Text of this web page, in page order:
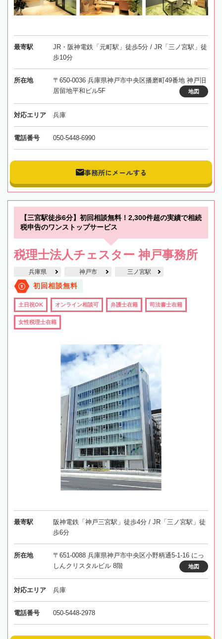
最寄駅
JR・阪神電鉄「元町駅」徒歩5分 / JR「三ノ宮駅」徒
歩10分
所在地
〒650-0036 兵庫県神戸市中央区播磨町49番地 神戸旧
居留地平和ビル5F
地図
対応エリア 兵庫
電話番号 050-5448-6990
事務所にメールする
【三宮駅徒歩6分】初回相談無料！2,300件超の実績で相続
税申告のワンストップサービス
税理士法人チェスター 神戸事務所
兵庫県 神戸市 三ノ宮駅
初回相談無料
土日祝OK オンライン相談可 弁護士在籍 司法書士在籍
女性税理士在籍
最寄駅
阪神電鉄「神戸三宮駅」徒歩4分 / JR「三ノ宮駅」徒
歩6分
所在地
〒651-0088 兵庫県神戸市中央区小野柄通5-1-16 にっ
しんクリスタルビル 8階
地図
対応エリア 兵庫
電話番号 050-5448-2978